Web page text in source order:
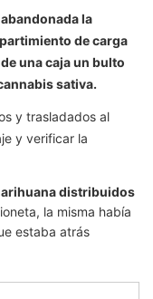
la
de carga
una caja un bulto
sativa.
y trasladados al
y verificar la
distribuidos
la misma había
estaba atrás